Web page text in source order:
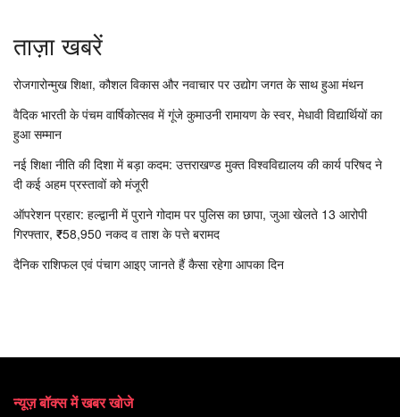
ताज़ा खबरें
रोजगारोन्मुख शिक्षा, कौशल विकास और नवाचार पर उद्योग जगत के साथ हुआ मंथन
वैदिक भारती के पंचम वार्षिकोत्सव में गूंजे कुमाउनी रामायण के स्वर, मेधावी विद्यार्थियों का
हुआ सम्मान
नई शिक्षा नीति की दिशा में बड़ा कदम: उत्तराखण्ड मुक्त विश्वविद्यालय की कार्य परिषद ने
दी कई अहम प्रस्तावों को मंजूरी
ऑपरेशन प्रहार: हल्द्वानी में पुराने गोदाम पर पुलिस का छापा, जुआ खेलते 13 आरोपी
गिरफ्तार, ₹58,950 नकद व ताश के पत्ते बरामद
दैनिक राशिफल एवं पंचाग आइए जानते हैं कैसा रहेगा आपका दिन
न्यूज़ बॉक्स में खबर खोजे